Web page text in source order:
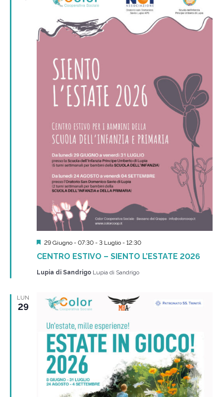
CENTRO ESTIVO – SIENTO L’ESTATE 2026
Segnalati
29 Giugno - 07:30- 3 Luglio - 12:30
Lupia di Sandrigo Lupia di Sandrigo
LUN
29